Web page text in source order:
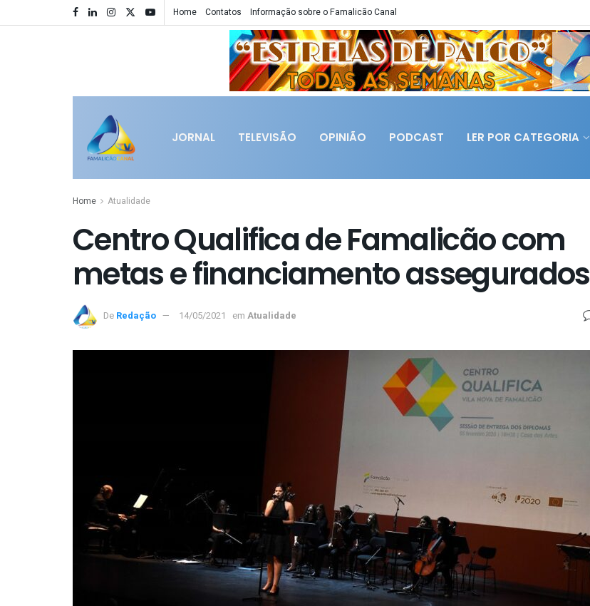
Home Contatos Informação sobre o Famalicão Canal
JORNAL TELEVISÃO OPINIÃO PODCAST LER POR CATEGORIA
Home Atualidade
Centro Qualifica de Famalicão com
metas e financiamento assegurados
De Redação 14/05/2021 em Atualidade